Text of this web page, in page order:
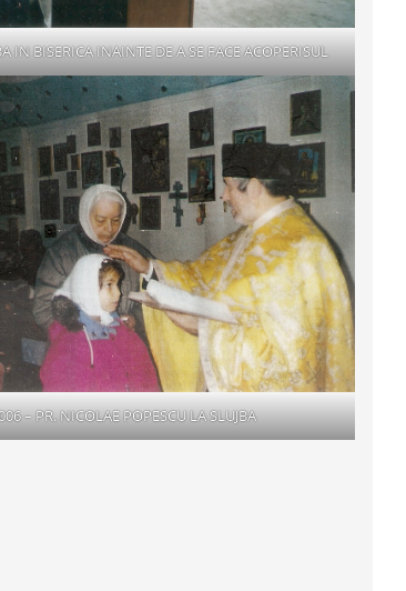
IN BISERICA INAINTE DE A SE FACE ACOPERISUL
– PR. NICOLAE POPESCU LA SLUJBA